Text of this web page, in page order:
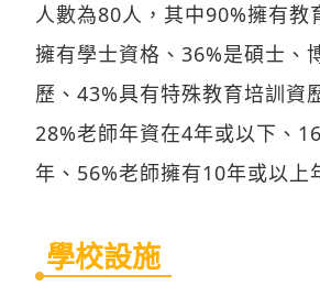
人數為80人，其中90%擁有教
擁有學士資格、36%是碩士、
歷、43%具有特殊教育培訓資
28%老師年資在4年或以下、
年、56%老師擁有10年或以上
學校設施